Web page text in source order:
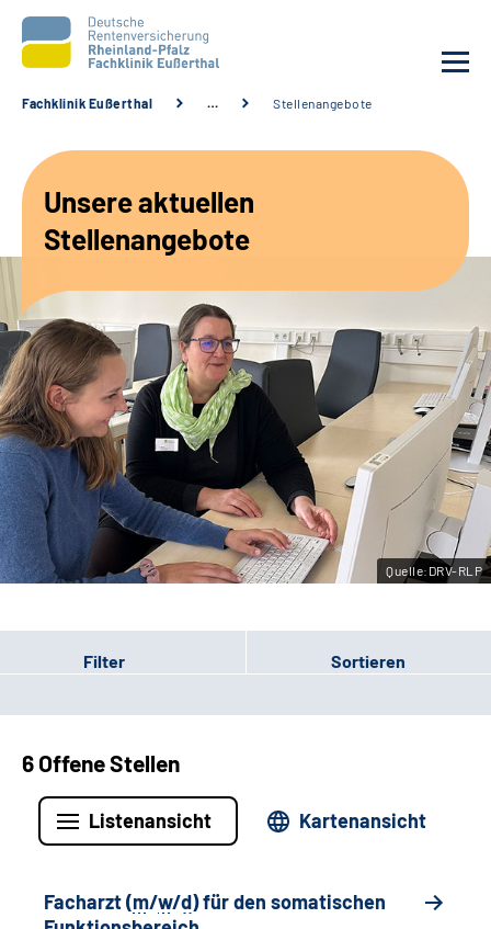
Unsere Angebote
Karriere
Beratungsstellen &
Zuweisende
Suche
Leichte Sprache
Gebärdensprache
Fachklinik Eußerthal … Stellenangebote
Unsere aktuellen
Stellenangebote
Quelle:DRV-RLP
Filter Sortieren
6 Offene Stellen
Listenansicht Kartenansicht
Facharzt (m/w/d) für den somatischen